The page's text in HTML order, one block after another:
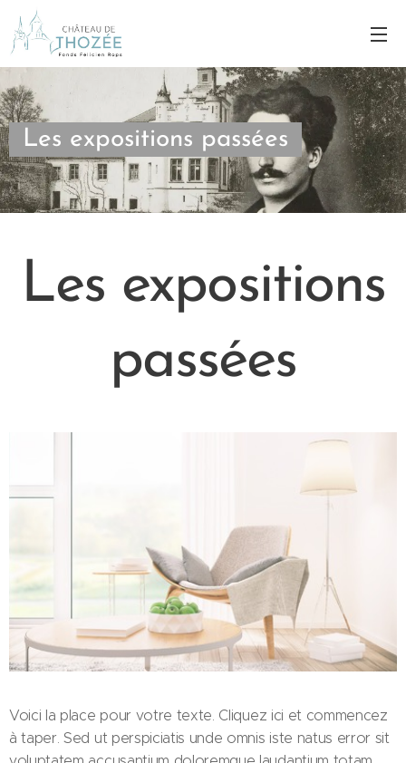
Les expositions passées
Les expositions
passées
Voici la place pour votre texte. Cliquez ici et commencez
à taper. Sed ut perspiciatis unde omnis iste natus error sit